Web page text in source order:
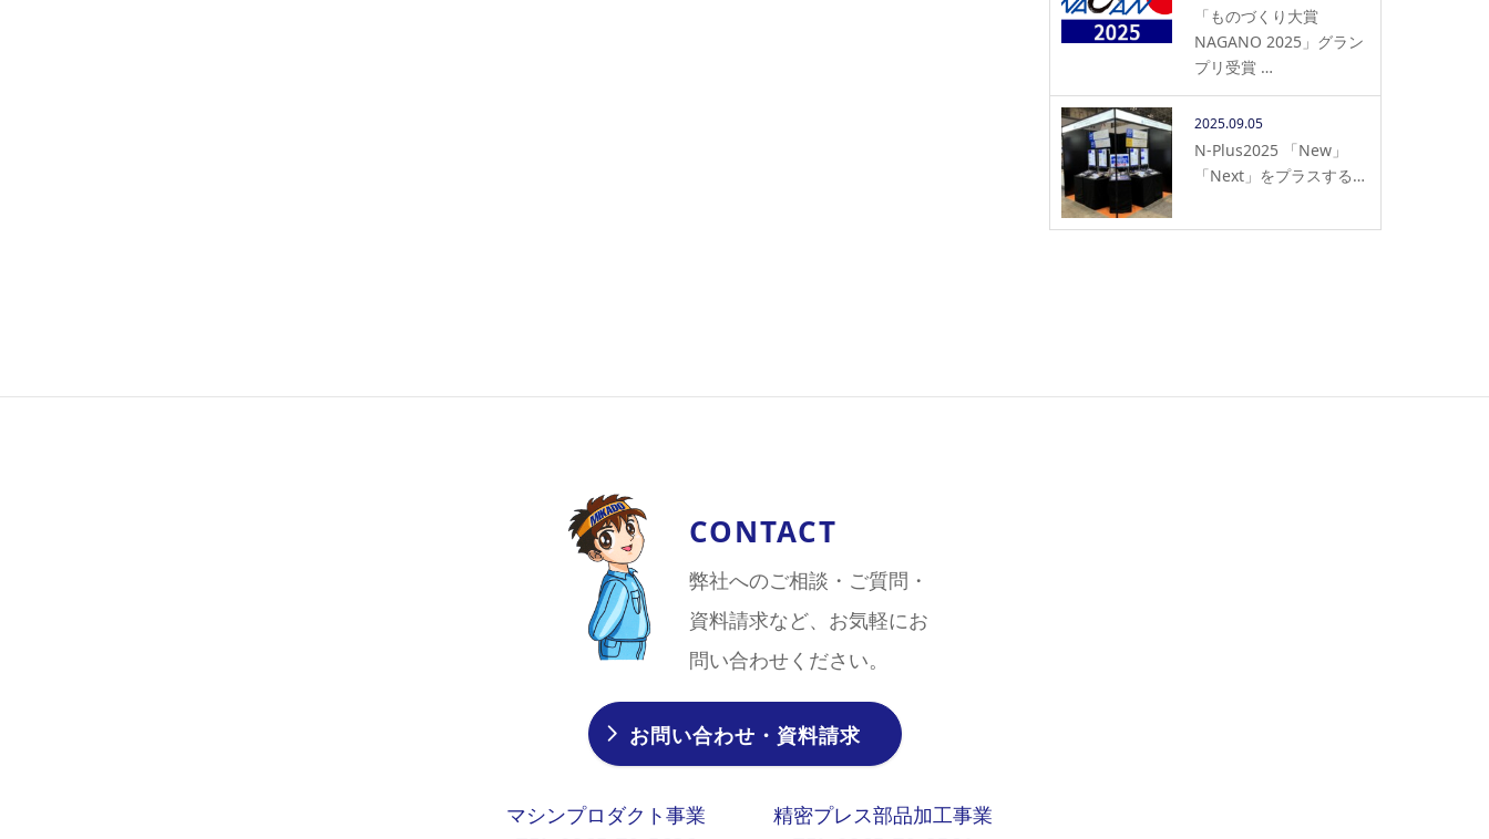
「ものづくり大賞
NAGANO 2025」グラン
プリ受賞 …
2025.09.05
N-Plus2025 「New」
「Next」をプラスする…
CONTACT
弊社へのご相談・ご質問・
資料請求など、お気軽にお
問い合わせください。
お問い合わせ・資料請求
マシンプロダクト事業
精密プレス部品加工事業